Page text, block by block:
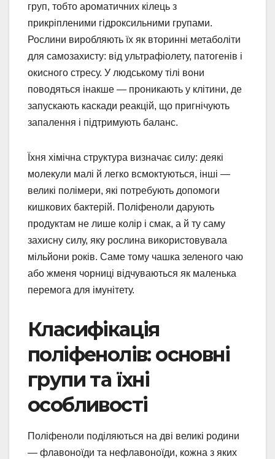
груп, тобто ароматичних кілець з
прикріпленими гідроксильними групами.
Рослини виробляють їх як вторинні метаболіти
для самозахисту: від ультрафіолету, патогенів і
окисного стресу. У людському тілі вони
поводяться інакше — проникають у клітини, де
запускають каскади реакцій, що пригнічують
запалення і підтримують баланс.
Їхня хімічна структура визначає силу: деякі
молекули малі й легко всмоктуються, інші —
великі полімери, які потребують допомоги
кишкових бактерій. Поліфеноли дарують
продуктам не лише колір і смак, а й ту саму
захисну силу, яку рослина використовувала
мільйони років. Саме тому чашка зеленого чаю
або жменя чорниці відчуваються як маленька
перемога для імунітету.
Класифікація
поліфенолів: основні
групи та їхні
особливості
Поліфеноли поділяються на дві великі родини
— флавоноїди та нефлавоноїди, кожна з яких